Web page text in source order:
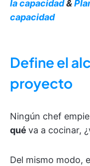
la capacidad&
capacidad
Define el
proyecto
Ningún chef
qué va a cocinar,
Del mismo modo,